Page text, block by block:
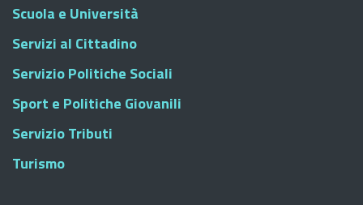
Scuola e Università
Servizi al Cittadino
Servizio Politiche Sociali
Sport e Politiche Giovanili
Servizio Tributi
Turismo